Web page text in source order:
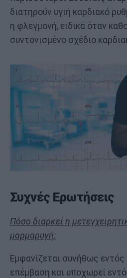
διατηρούν υγιή καρδιακό
η φλεγμονή, ειδικά όταν
συντονισμένο σχέδιο
Συχνές Ερωτήσεις
Πόσο διαρκεί η
μαρμαρυγή;
Εμφανίζεται συνήθως
επέμβαση και υποχωρεί